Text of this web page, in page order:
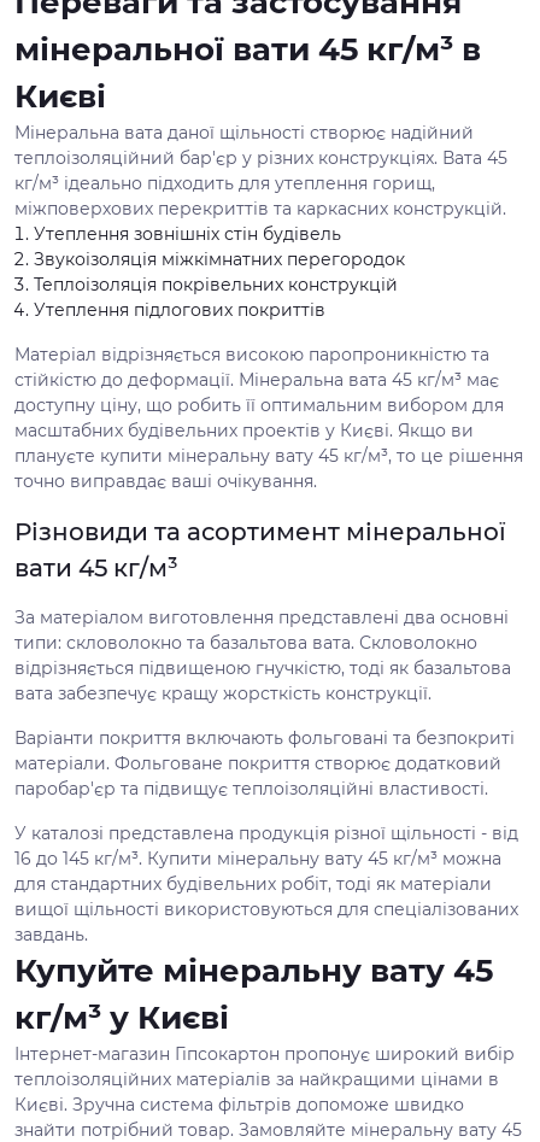
мінеральної вати 45 кг/м³ в
Києві
Мінеральна вата даної щільності створює надійний
теплоізоляційний бар'єр у різних конструкціях. Вата 45
кг/м³ ідеально підходить для утеплення горищ,
міжповерхових перекриттів та каркасних конструкцій.
Утеплення зовнішніх стін будівель
Звукоізоляція міжкімнатних перегородок
Теплоізоляція покрівельних конструкцій
Утеплення підлогових покриттів
Матеріал відрізняється високою паропроникністю та
стійкістю до деформації. Мінеральна вата 45 кг/м³ має
доступну ціну, що робить її оптимальним вибором для
масштабних будівельних проектів у Києві. Якщо ви
плануєте купити мінеральну вату 45 кг/м³, то це рішення
точно виправдає ваші очікування.
Різновиди та асортимент мінеральної
вати 45 кг/м³
За матеріалом виготовлення представлені два основні
типи: скловолокно та базальтова вата. Скловолокно
відрізняється підвищеною гнучкістю, тоді як базальтова
вата забезпечує кращу жорсткість конструкції.
Варіанти покриття включають фольговані та безпокриті
матеріали. Фольговане покриття створює додатковий
паробар'єр та підвищує теплоізоляційні властивості.
У каталозі представлена продукція різної щільності - від
16 до 145 кг/м³. Купити мінеральну вату 45 кг/м³ можна
для стандартних будівельних робіт, тоді як матеріали
вищої щільності використовуються для спеціалізованих
завдань.
Купуйте мінеральну вату 45
кг/м³ у Києві
Інтернет-магазин Гіпсокартон пропонує широкий вибір
теплоізоляційних матеріалів за найкращими цінами в
Києві. Зручна система фільтрів допоможе швидко
знайти потрібний товар. Замовляйте мінеральну вату 45